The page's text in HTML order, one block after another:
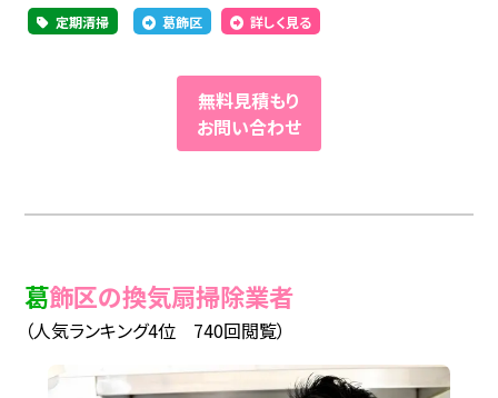
定期清掃 葛飾区 詳しく見る
無料見積もり
お問い合わせ
葛飾区の換気扇掃除業者
（人気ランキング4位 740回閲覧）